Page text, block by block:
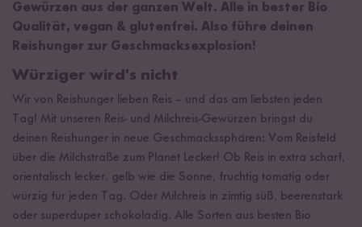
Gewürzen aus der ganzen Welt. Alle in bester Bio
Qualität, vegan & glutenfrei. Also führe deinen
Reishunger zur Geschmacksexplosion!
Würziger wird's nicht
Wir von Reishunger lieben Reis – und das am liebsten jeden
Tag! Mit unseren Reis- und Milchreis-Gewürzen bringst du
deinen Reishunger in neue Geschmackssphären: Vom Reisfeld
über die Milchstraße zum Planet Lecker! Ob Reis in extra scharf,
orientalisch lecker, gelb wie die Sonne, fruchtig tomatig oder
würzig für jeden Tag. Oder Milchreis in zimtig süß, beerenstark
oder superduper schokoladig. Alle Sorten aus besten Bio